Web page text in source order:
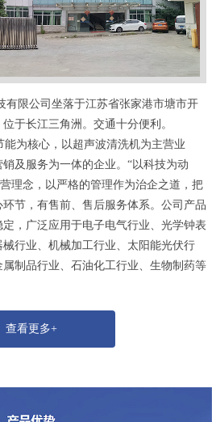
限公司坐落于江苏省张家港市塘市开
于长江三角洲。交通十分便利。
为核心，以超声波清洗机为主营业
及服务为一体的企业。“以科技为动
理念，以严格的管理作为治企之道，把
节，有售前、售后服务体系。公司产品
，广泛应用于电子电气行业、光学钟表
行业、机械加工行业、太阳能光伏行
制品行业、石油化工行业、生物制药等
查看更多+